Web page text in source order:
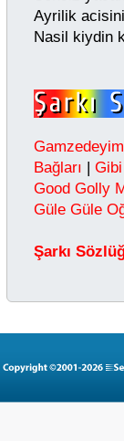
Ayrilik
Nasil kiydin
Gamzedeyim
Bağları |
Good Golly
Güle Güle
Şarkı